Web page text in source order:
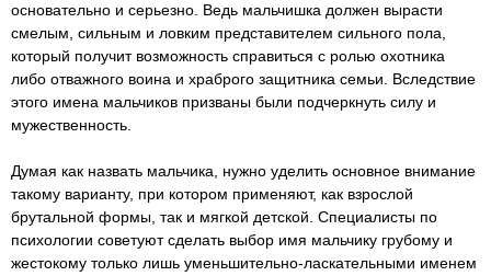
основательно и серьезно. Ведь мальчишка должен вырасти
смелым, сильным и ловким представителем сильного пола,
который получит возможность справиться с ролью охотника
либо отважного воина и храброго защитника семьи. Вследствие
этого имена мальчиков призваны были подчеркнуть силу и
мужественность.
Думая как назвать мальчика, нужно уделить основное внимание
такому варианту, при котором применяют, как взрослой
брутальной формы, так и мягкой детской. Специалисты по
психологии советуют сделать выбор имя мальчику грубому и
жестокому только лишь уменьшительно-ласкательными именем